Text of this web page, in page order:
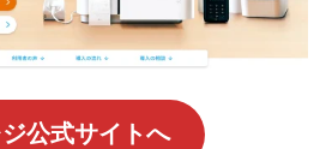
公式サイトへ